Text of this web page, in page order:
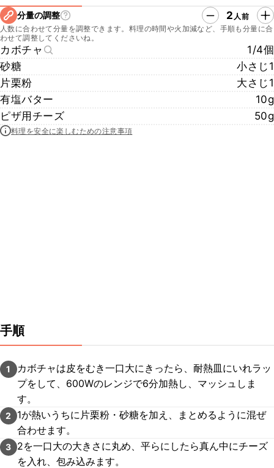
分量の調整 2 人前
人数に合わせて分量を調整できます。料理の時間や火加減など、手順も分量に合
わせて調整してくださいね。
カボチャ
1/4個
砂糖
小さじ1
片栗粉
大さじ1
有塩バター
10g
ピザ用チーズ
50g
料理を安全に楽しむための注意事項
手順
1
カボチャは皮をむき一口大にきったら、耐熱皿にいれラッ
プをして、600Wのレンジで6分加熱し、マッシュしま
す。
2
1が熱いうちに片栗粉・砂糖を加え、まとめるように混ぜ
合わせます。
3
2を一口大の大きさに丸め、平らにしたら真ん中にチーズ
を入れ、包み込みます。